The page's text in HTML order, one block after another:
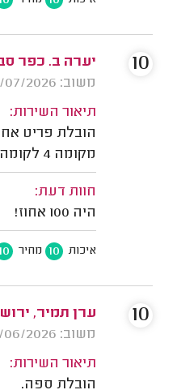
יערה ב. כפר
משוב: 09/07/2026
תיאור השירות:
הובלת פריט
מקומה 4 לקומה 2 עם מעלית.
חוות דעת:
היה 100 אחוז!
איכות 10 מחיר 10
10
ערן תמיר,
משוב: 19/06/2026
תיאור השירות:
הובלת ספה.
10